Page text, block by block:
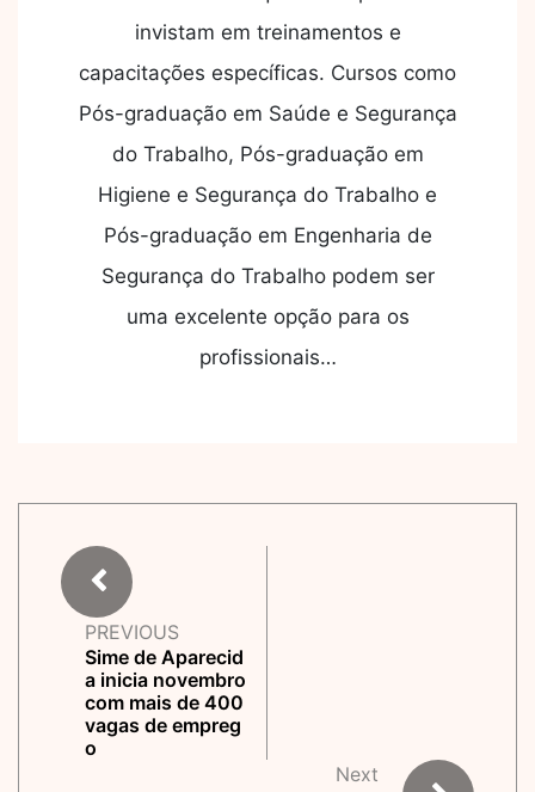
invistam em treinamentos e
capacitações específicas. Cursos como
Pós-graduação em Saúde e Segurança
do Trabalho, Pós-graduação em
Higiene e Segurança do Trabalho e
Pós-graduação em Engenharia de
Segurança do Trabalho podem ser
uma excelente opção para os
profissionais…
PREVIOUS
Sime de Aparecid
a inicia novembro
com mais de 400
vagas de empreg
o
Next